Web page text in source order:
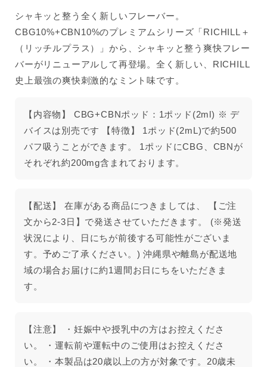
シャキッと整う全く新しいフレーバー。
CBG10%+CBN10%のプレミアムシリーズ「RICHILL＋
（リッチルプラス）」から、シャキッと整う爽快フレー
バーがリニューアルして再登場。全く新しい、RICHILL
史上最強の爽快刺激的なミント味です。
【内容物】 CBG+CBNポッド：1ポッド(2ml) ※ デ
バイスは別売です 【特徴】 1ポッド(2mL)で約500
パフ吸うことができます。 1ポッドにCBG、CBNが
それぞれ約200mg含まれております。
【配送】 在庫がある商品につきましては、 【ご注
文から2-3日】で発送させていただきます。 (※発送
状況により、日にちが前後する可能性がございま
す。予めご了承ください。) 沖縄県や離島が配送地
域の場合お届けに約1週間お日にちをいただきま
す。
【注意】 ・妊娠中や授乳中の方はお控えくださ
い。 ・運転前や運転中のご使用はお控えくださ
い。 ・本製品は20歳以上の方が対象です。20歳未